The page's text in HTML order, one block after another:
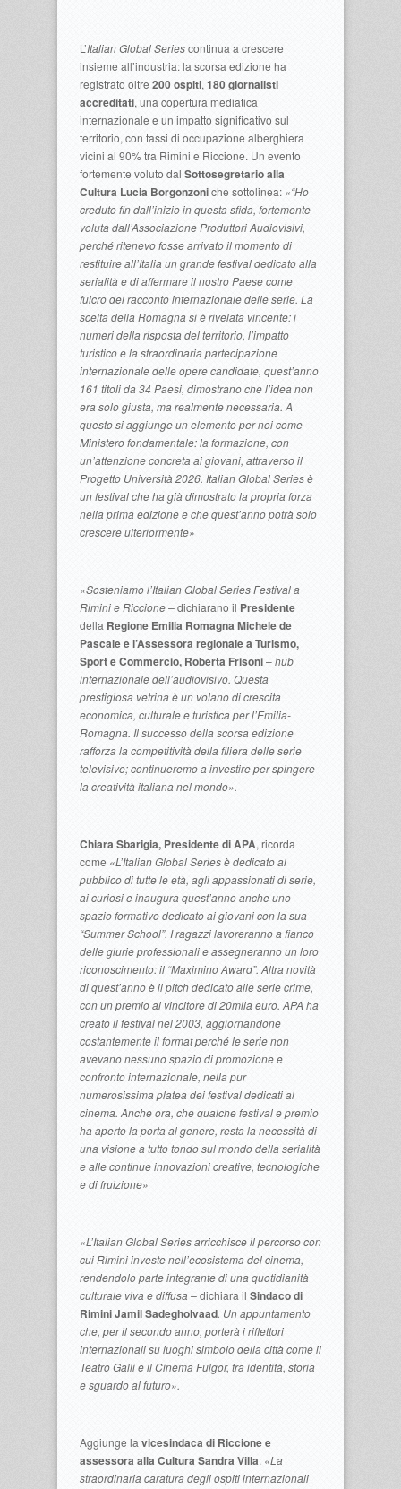
L’Italian Global Seriescontinua a crescere
insieme all’industria: la scorsa edizione ha
registrato oltre 200 ospiti, 180 giornalisti
accreditati, una copertura mediatica
internazionale e un impatto significativo sul
territorio, con tassi di occupazione alberghiera
vicini al 90% tra Rimini e Riccione. Un evento
fortemente voluto dal Sottosegretario alla
Cultura Lucia Borgonzoniche sottolinea: «“Ho
creduto fin dall’inizio in questa sfida, fortemente
voluta dall’Associazione Produttori Audiovisivi,
perché ritenevo fosse arrivato il momento di
restituire all’Italia un grande festival dedicato alla
serialità e di affermare il nostro Paese come
fulcro del racconto internazionale delle serie. La
scelta della Romagna si è rivelata vincente: i
numeri della risposta del territorio, l’impatto
turistico e la straordinaria partecipazione
internazionale delle opere candidate, quest’anno
161 titoli da 34 Paesi, dimostrano che l’idea non
era solo giusta, ma realmente necessaria. A
questo si aggiunge un elemento per noi come
Ministero fondamentale: la formazione, con
un’attenzione concreta ai giovani, attraverso il
Progetto Università 2026. Italian Global Series è
un festival che ha già dimostrato la propria forza
nella prima edizione e che quest’anno potrà solo
crescere ulteriormente»
«Sosteniamo l’Italian Global Series Festival a
Rimini e Riccione –dichiarano il Presidente
della Regione Emilia Romagna Michele de
Pascale e l’Assessora regionale a Turismo,
Sport e Commercio, Roberta Frisoni–hub
internazionale dell’audiovisivo. Questa
prestigiosa vetrina è un volano di crescita
economica, culturale e turistica per l’Emilia-
Romagna. Il successo della scorsa edizione
rafforza la competitività della filiera delle serie
televisive; continueremo a investire per spingere
la creatività italiana nel mondo».
Chiara Sbarigia, Presidente di APA, ricorda
come «L’Italian Global Series è dedicato al
pubblico di tutte le età, agli appassionati di serie,
ai curiosi e inaugura quest’anno anche uno
spazio formativo dedicato ai giovani con la sua
“Summer School”. I ragazzi lavoreranno a fianco
delle giurie professionali e assegneranno un loro
riconoscimento: il “Maximino Award”. Altra novità
di quest’anno è il pitch dedicato alle serie crime,
con un premio al vincitore di 20mila euro. APA ha
creato il festival nel 2003, aggiornandone
costantemente il format perché le serie non
avevano nessuno spazio di promozione e
confronto internazionale, nella pur
numerosissima platea dei festival dedicati al
cinema. Anche ora, che qualche festival e premio
ha aperto la porta al genere, resta la necessità di
una visione a tutto tondo sul mondo della serialità
e alle continue innovazioni creative, tecnologiche
e di fruizione»
«L’Italian Global Series arricchisce il percorso con
cui Rimini investe nell’ecosistema del cinema,
rendendolo parte integrante di una quotidianità
culturale viva e diffusa –dichiara il Sindaco di
Rimini Jamil Sadegholvaad. Un appuntamento
che, per il secondo anno, porterà i riflettori
internazionali su luoghi simbolo della città come il
Teatro Galli e il Cinema Fulgor, tra identità, storia
e sguardo al futuro».
Aggiunge la vicesindaca di Riccione e
assessora alla Cultura Sandra Villa: «La
straordinaria caratura degli ospiti internazionali